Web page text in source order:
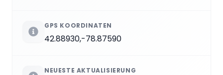
GPS KOORDINATEN
42.88930,-78.87590
NEUESTE AKTUALISIERUNG